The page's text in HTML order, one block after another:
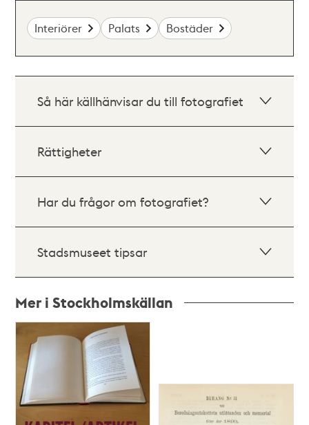
Interiörer Palats Bostäder
Så här källhänvisar du till fotografiet
Rättigheter
Har du frågor om fotografiet?
Stadsmuseet tipsar
Mer i Stockholmskällan
Relaterade
poster
och
teman